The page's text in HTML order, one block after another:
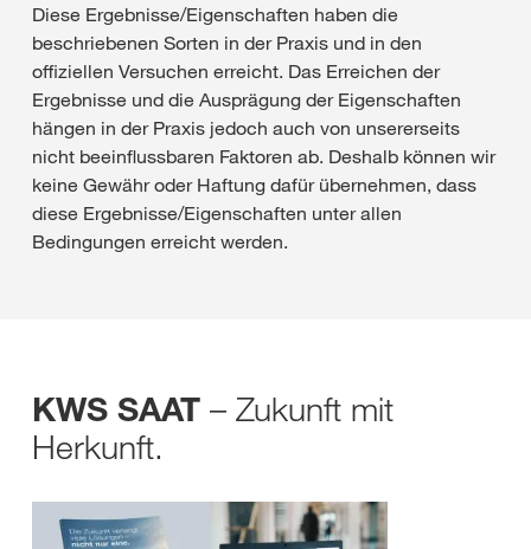
Diese Ergebnisse/Eigenschaften haben die
beschriebenen Sorten in der Praxis und in den
offiziellen Versuchen erreicht. Das Erreichen der
Ergebnisse und die Ausprägung der Eigenschaften
hängen in der Praxis jedoch auch von unsererseits
nicht beeinflussbaren Faktoren ab. Deshalb können wir
keine Gewähr oder Haftung dafür übernehmen, dass
diese Ergebnisse/Eigenschaften unter allen
Bedingungen erreicht werden.
KWS SAAT – Zukunft mit
Herkunft.